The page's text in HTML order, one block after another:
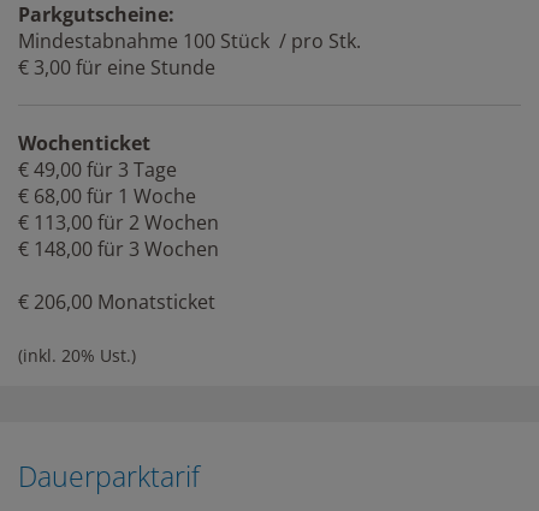
Parkgutscheine:
Mindestabnahme 100 Stück / pro Stk.
€ 3,00 für eine Stunde
Wochenticket
€ 49,00 für 3 Tage
€ 68,00 für 1 Woche
€ 113,00 für 2 Wochen
€ 148,00 für 3 Wochen
€ 206,00 Monatsticket
(inkl. 20% Ust.)
Dauerparktarif